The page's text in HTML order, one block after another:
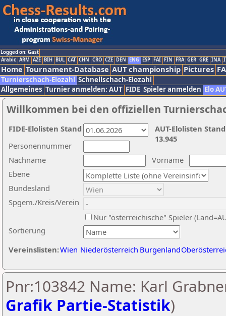
Logged on: Gast
Arabic ARM AZE BIH BUL CAT CHN CRO CZE DEN ENG ESP FAI FIN FRA GER GRE INA
Home Tournament-Database AUT championship Pictures
Turnierschach-Elozahl Schnellschach-Elozahl
Allgemeines Turnier anmelden: AUT FIDE Spieler anmelden Elo
Willkommen bei den offiziellen
Nachname
Vorname
Ebene
Sortierung
Personennummer
Bundesland
Spgem./Kreis/Verein
Nur "österreichische" Spieler
Vereinslisten:Wien Niederösterreich Burgenland
AUT-Elolisten
13.945
FIDE-Elolisten Stand
Pnr:103842 Name: Karl
Grafik Partie-Statistik)